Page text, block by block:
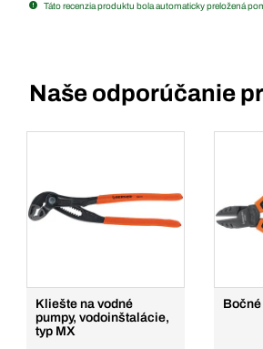
Táto recenzia produktu bola automaticky preložená
Naše odporúčanie
Kliešte na vodné
pumpy, vodoinštalácie,
typ MX